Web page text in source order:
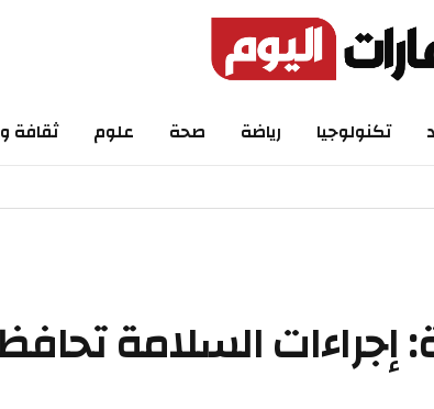
تكنولوجيا رياضة صحة علوم ثقافة
إجراءات السلامة